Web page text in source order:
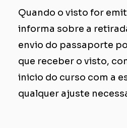
Quando o visto for
informa sobre a
envio do passaporte
que receber o visto,
inicio do curso com a
qualquer ajuste